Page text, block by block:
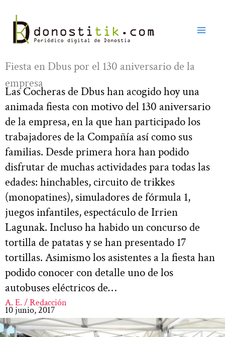
contenido
Fiesta en Dbus por el 130 aniversario de la
empresa
Las Cocheras de Dbus han acogido hoy una
animada fiesta con motivo del 130 aniversario
de la empresa, en la que han participado los
trabajadores de la Compañía así como sus
familias. Desde primera hora han podido
disfrutar de muchas actividades para todas las
edades: hinchables, circuito de trikkes
(monopatines), simuladores de fórmula 1,
juegos infantiles, espectáculo de Irrien
Lagunak. Incluso ha habido un concurso de
tortilla de patatas y se han presentado 17
tortillas. Asimismo los asistentes a la fiesta han
podido conocer con detalle uno de los
autobuses eléctricos de…
A. E. / Redacción
10 junio, 2017